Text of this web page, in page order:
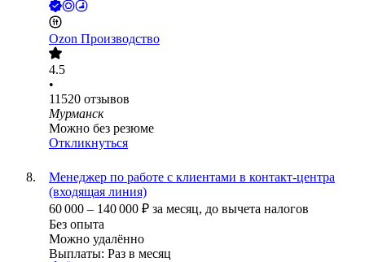
Ozon Производство
4.5
•
11520 отзывов
Мурманск
Можно без резюме
Откликнуться
Менеджер по работе с клиентами в контакт-центра
(входящая линия)
60 000 – 140 000 ₽ за месяц, до вычета налогов
Без опыта
Можно удалённо
Выплаты: Раз в месяц